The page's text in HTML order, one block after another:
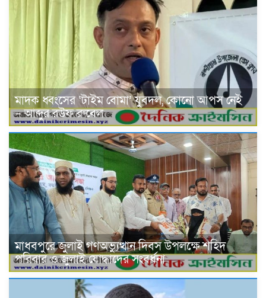
মাদক ধ্বংসের ‘টাইম বোমা’ যুবদল, কোনো আপস নেই
– আব্দুর রউফ রুবেল
মাধবপুরে জুলাই গণঅভ্যুত্থান দিবস উপলক্ষে শহিদ
পরিবার ও জুলাই যোদ্ধাদের সংবর্ধনা